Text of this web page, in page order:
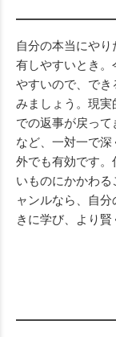
自分の本当にや
有しやすいとき
やすいので、でき
みましょう。現実
での返事が戻っ
など、一対一で
外でも有効です。
いものにかかわ
ャンルなら、自
きに学び、より賢